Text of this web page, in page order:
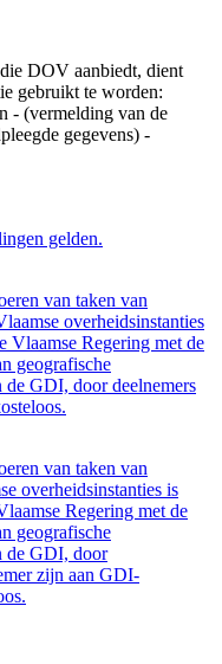
DOV aanbiedt, dient
gebruikt te worden:
- (vermelding van de
gegevens) -
gelden.
van taken van
overheidsinstanties
Vlaamse Regering met de
geografische
de GDI, door deelnemers
van taken van
overheidsinstanties is
Regering met de
geografische
de GDI, door
zijn aan GDI-